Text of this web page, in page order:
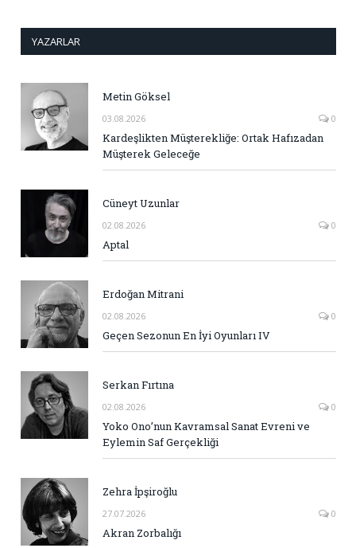
YAZARLAR
Metin Göksel
03.08.2026 0
Kardeşlikten Müşterekliğe: Ortak Hafızadan
Müşterek Geleceğe
Cüneyt Uzunlar
02.08.2026 0
Aptal
Erdoğan Mitrani
02.08.2026 0
Geçen Sezonun En İyi Oyunları IV
Serkan Fırtına
02.08.2026 0
Yoko Ono’nun Kavramsal Sanat Evreni ve
Eylemin Saf Gerçekliği
Zehra İpşiroğlu
27.07.2026 0
Akran Zorbalığı